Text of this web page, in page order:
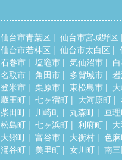
仙台市青葉区
仙台市宮城野区
仙台市若林区
仙台市太白区
石巻市
塩竈市 気仙沼市
名取市
角田市 多賀城市
登米市
栗原市 東松島市
蔵王町
七ヶ宿町 大河原町
柴田町
川崎町 丸森町 亘
松島町
七ヶ浜町 利府町
大郷町
富谷市 大衡村 色
涌谷町
美里町 女川町
南